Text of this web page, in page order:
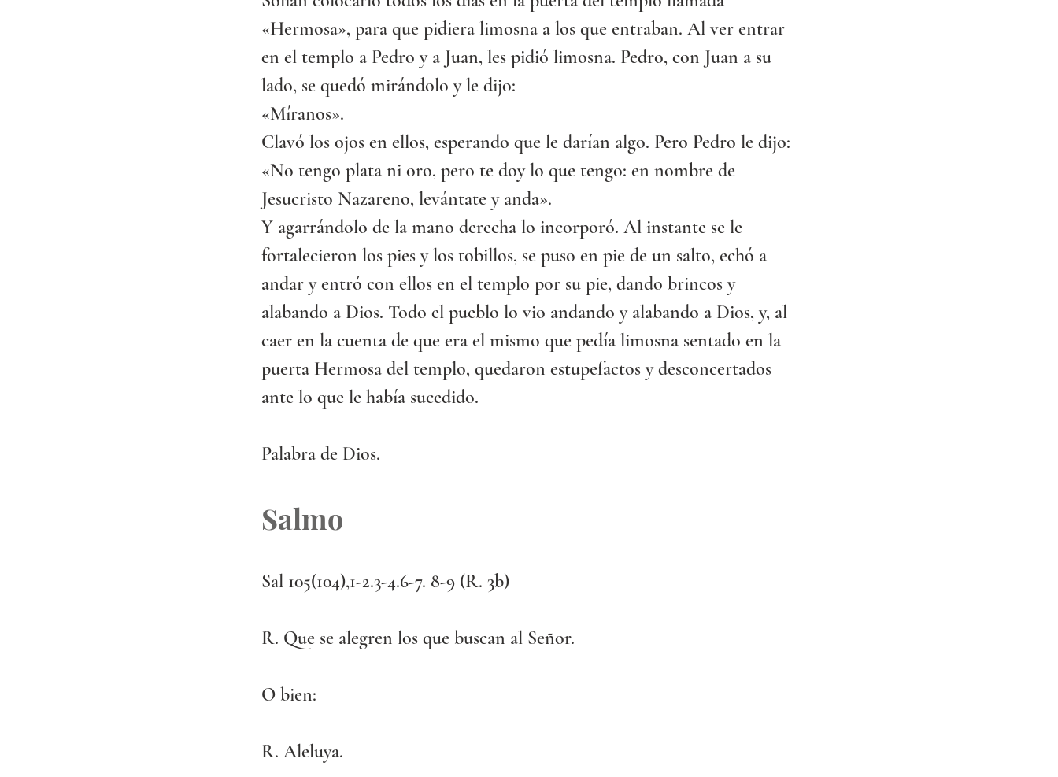
«Hermosa», para que pidiera limosna a los que entraban. Al ver entrar
en el templo a Pedro y a Juan, les pidió limosna. Pedro, con Juan a su
lado, se quedó mirándolo y le dijo:
«Míranos».
Clavó los ojos en ellos, esperando que le darían algo. Pero Pedro le dijo:
«No tengo plata ni oro, pero te doy lo que tengo: en nombre de
Jesucristo Nazareno, levántate y anda».
Y agarrándolo de la mano derecha lo incorporó. Al instante se le
fortalecieron los pies y los tobillos, se puso en pie de un salto, echó a
andar y entró con ellos en el templo por su pie, dando brincos y
alabando a Dios. Todo el pueblo lo vio andando y alabando a Dios, y, al
caer en la cuenta de que era el mismo que pedía limosna sentado en la
puerta Hermosa del templo, quedaron estupefactos y desconcertados
ante lo que le había sucedido.
Palabra de Dios.
Salmo
Sal 105(104),1-2.3-4.6-7. 8-9 (R. 3b)
R. Que se alegren los que buscan al Señor.
O bien:
R. Aleluya.